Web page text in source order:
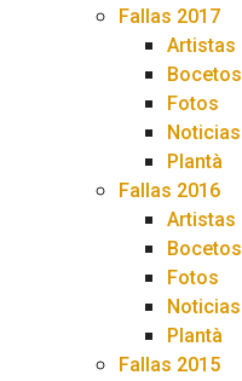
Fallas 2017
Artistas
Bocetos
Fotos
Noticias
Plantà
Fallas 2016
Artistas
Bocetos
Fotos
Noticias
Plantà
Fallas 2015